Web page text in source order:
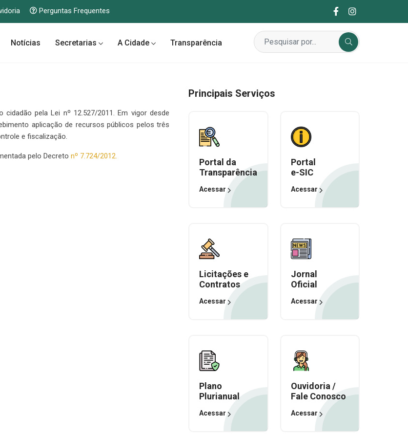
Perguntas Frequentes
Notícias Secretarias A Cidade Transparência
pela Lei nº 12.527/2011. Em vigor desde
aplicação de recursos públicos pelos três
e fiscalização.
pelo Decreto nº 7.724/2012.
Principais Serviços
Portal da
Transparência
Acessar
Portal
e-SIC
Acessar
Licitações e
Contratos
Acessar
Jornal
Oficial
Acessar
Plano
Plurianual
Acessar
Ouvidoria /
Fale Conosco
Acessar